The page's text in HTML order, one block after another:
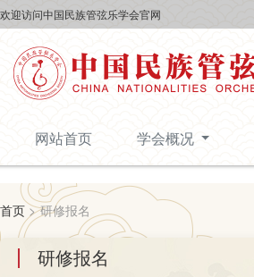
欢迎访问中国民族管弦乐学会官网
网站首页 学会概况
首页 > 研修报名
研修报名